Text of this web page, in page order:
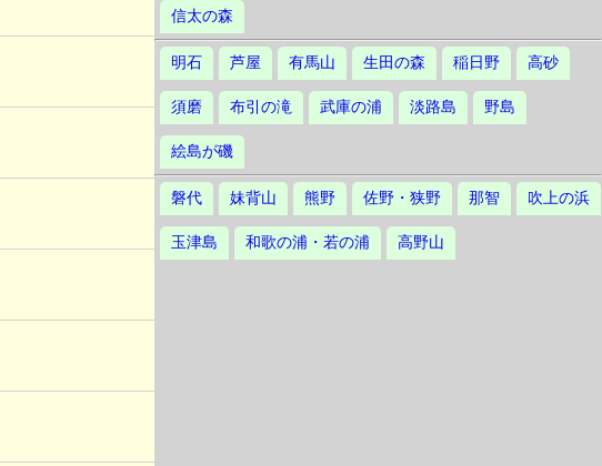
信太の森
明石 芦屋 有馬山 生田の森 稲日野 高砂
須磨 布引の滝 武庫の浦 淡路島 野島
絵島が磯
磐代 妹背山 熊野 佐野・狭野 那智 吹上の浜
玉津島 和歌の浦・若の浦 高野山